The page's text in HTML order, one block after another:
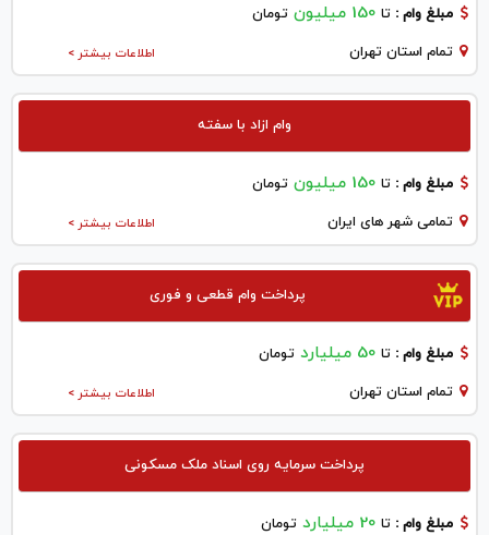
مبلغ وام : تا 150 میلیون تومان
اطلاعات بیشتر > تمام استان تهران
وام ازاد با سفته
مبلغ وام : تا 150 میلیون تومان
اطلاعات بیشتر > تمامی شهر های ایران
پرداخت وام قطعی و فوری
مبلغ وام : تا 50 میلیارد تومان
اطلاعات بیشتر > تمام استان تهران
پرداخت سرمایه روی اسناد ملک مسکونی
مبلغ وام : تا 20 میلیارد تومان